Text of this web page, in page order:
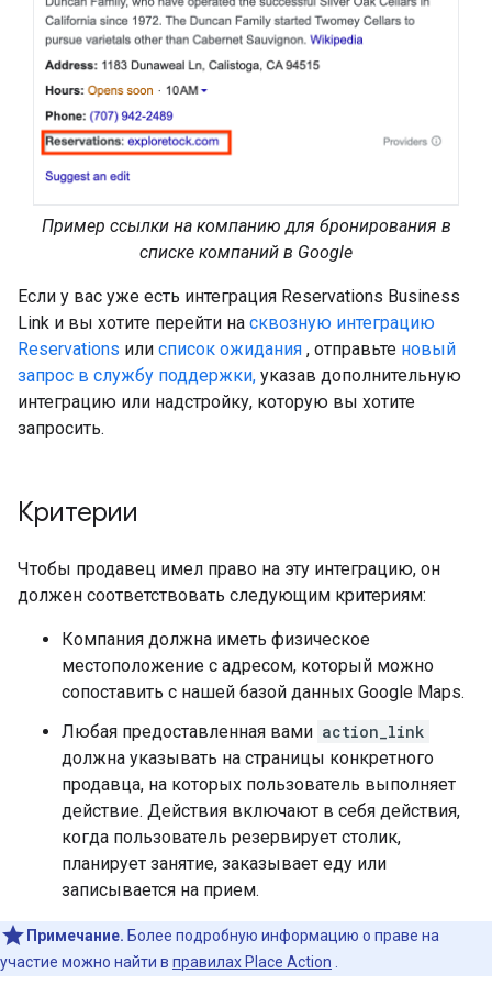
Пример ссылки на компанию для бронирования в
списке компаний в Google
Если у вас уже есть интеграция Reservations Business
Link и вы хотите перейти на сквозную интеграцию
Reservations или список ожидания , отправьте новый
запрос в службу поддержки, указав дополнительную
интеграцию или надстройку, которую вы хотите
запросить.
Критерии
Чтобы продавец имел право на эту интеграцию, он
должен соответствовать следующим критериям:
Компания должна иметь физическое
местоположение с адресом, который можно
сопоставить с нашей базой данных Google Maps.
Любая предоставленная вами action_link
должна указывать на страницы конкретного
продавца, на которых пользователь выполняет
действие. Действия включают в себя действия,
когда пользователь резервирует столик,
планирует занятие, заказывает еду или
записывается на прием.
Примечание. Более подробную информацию о праве на
участие можно найти в правилах Place Action